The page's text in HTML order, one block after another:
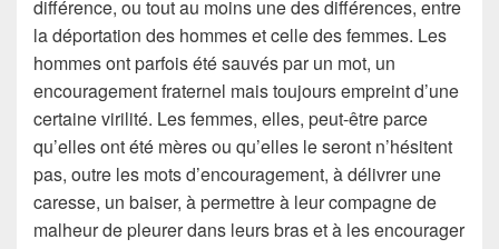
différence, ou tout au moins une des différences, entre
la déportation des hommes et celle des femmes. Les
hommes ont parfois été sauvés par un mot, un
encouragement fraternel mais toujours empreint d’une
certaine virilité. Les femmes, elles, peut-être parce
qu’elles ont été mères ou qu’elles le seront n’hésitent
pas, outre les mots d’encouragement, à délivrer une
caresse, un baiser, à permettre à leur compagne de
malheur de pleurer dans leurs bras et à les encourager